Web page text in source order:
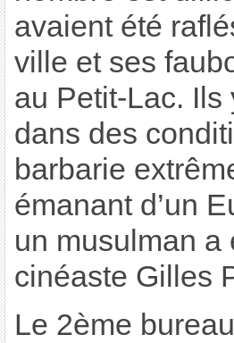
avaient été
ville et ses
au Petit-Lac. Ils
dans des
barbarie
émanant d’un
un musulman a
cinéaste Gilles
Le 2ème